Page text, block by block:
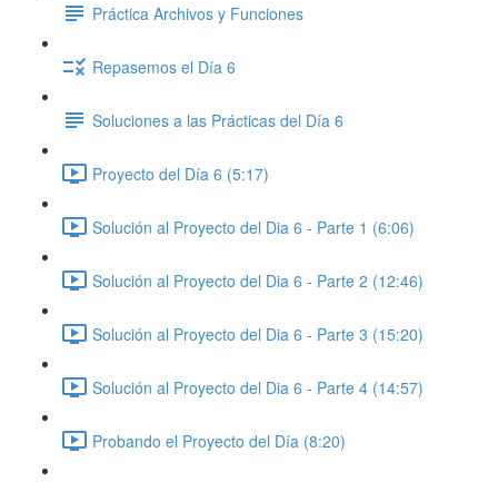
Práctica Archivos y Funciones
Repasemos el Día 6
Soluciones a las Prácticas del Día 6
Proyecto del Día 6 (5:17)
Solución al Proyecto del Dia 6 - Parte 1 (6:06)
Solución al Proyecto del Dia 6 - Parte 2 (12:46)
Solución al Proyecto del Dia 6 - Parte 3 (15:20)
Solución al Proyecto del Dia 6 - Parte 4 (14:57)
Probando el Proyecto del Día (8:20)